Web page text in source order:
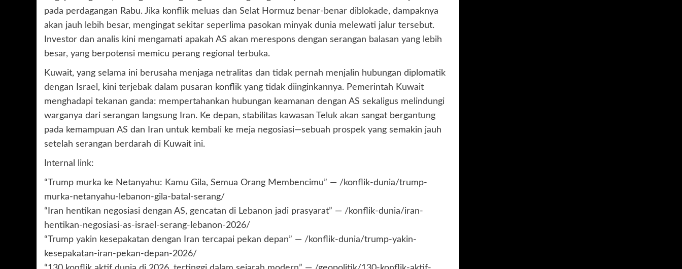
pada perdagangan Rabu. Jika konflik meluas dan Selat Hormuz benar-benar diblokade, dampaknya
akan jauh lebih besar, mengingat sekitar seperlima pasokan minyak dunia melewati jalur tersebut.
Investor dan analis kini mengamati apakah AS akan merespons dengan serangan balasan yang lebih
besar, yang berpotensi memicu perang regional terbuka.
Kuwait, yang selama ini berusaha menjaga netralitas dan tidak pernah menjalin hubungan diplomatik
dengan Israel, kini terjebak dalam pusaran konflik yang tidak diinginkannya. Pemerintah Kuwait
menghadapi tekanan ganda: mempertahankan hubungan keamanan dengan AS sekaligus melindungi
warganya dari serangan langsung Iran. Ke depan, stabilitas kawasan Teluk akan sangat bergantung
pada kemampuan AS dan Iran untuk kembali ke meja negosiasi—sebuah prospek yang semakin jauh
setelah serangan berdarah di Kuwait ini.
Internal link:
“Trump murka ke Netanyahu: Kamu Gila, Semua Orang Membencimu” — /konflik-dunia/trump-
murka-netanyahu-lebanon-gila-batal-serang/
“Iran hentikan negosiasi dengan AS, gencatan di Lebanon jadi prasyarat” — /konflik-dunia/iran-
hentikan-negosiasi-as-israel-serang-lebanon-2026/
“Trump yakin kesepakatan dengan Iran tercapai pekan depan” — /konflik-dunia/trump-yakin-
kesepakatan-iran-pekan-depan-2026/